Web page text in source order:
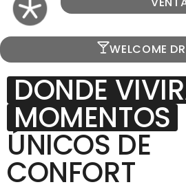
10%
DONDE
MOMENTOS
ÚNICOS DE
CONFORT